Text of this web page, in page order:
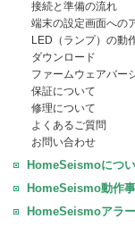
接続と準備の流れ
端末の設定画面への
LED（ランプ）の動
ダウンロード
ファームウェアバー
保証について
修理について
よくあるご質問
お問い合わせ
HomeSeismoにつ
HomeSeismo動作
HomeSeismoアラ